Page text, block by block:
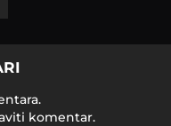
komentar.